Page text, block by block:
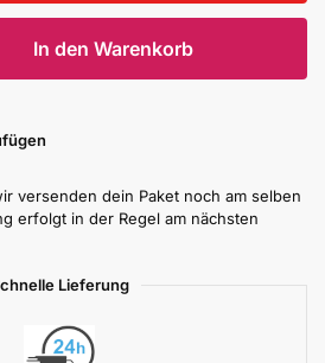
In den Warenkorb
versenden dein Paket noch am selben
erfolgt in der Regel am nächsten
Lieferung